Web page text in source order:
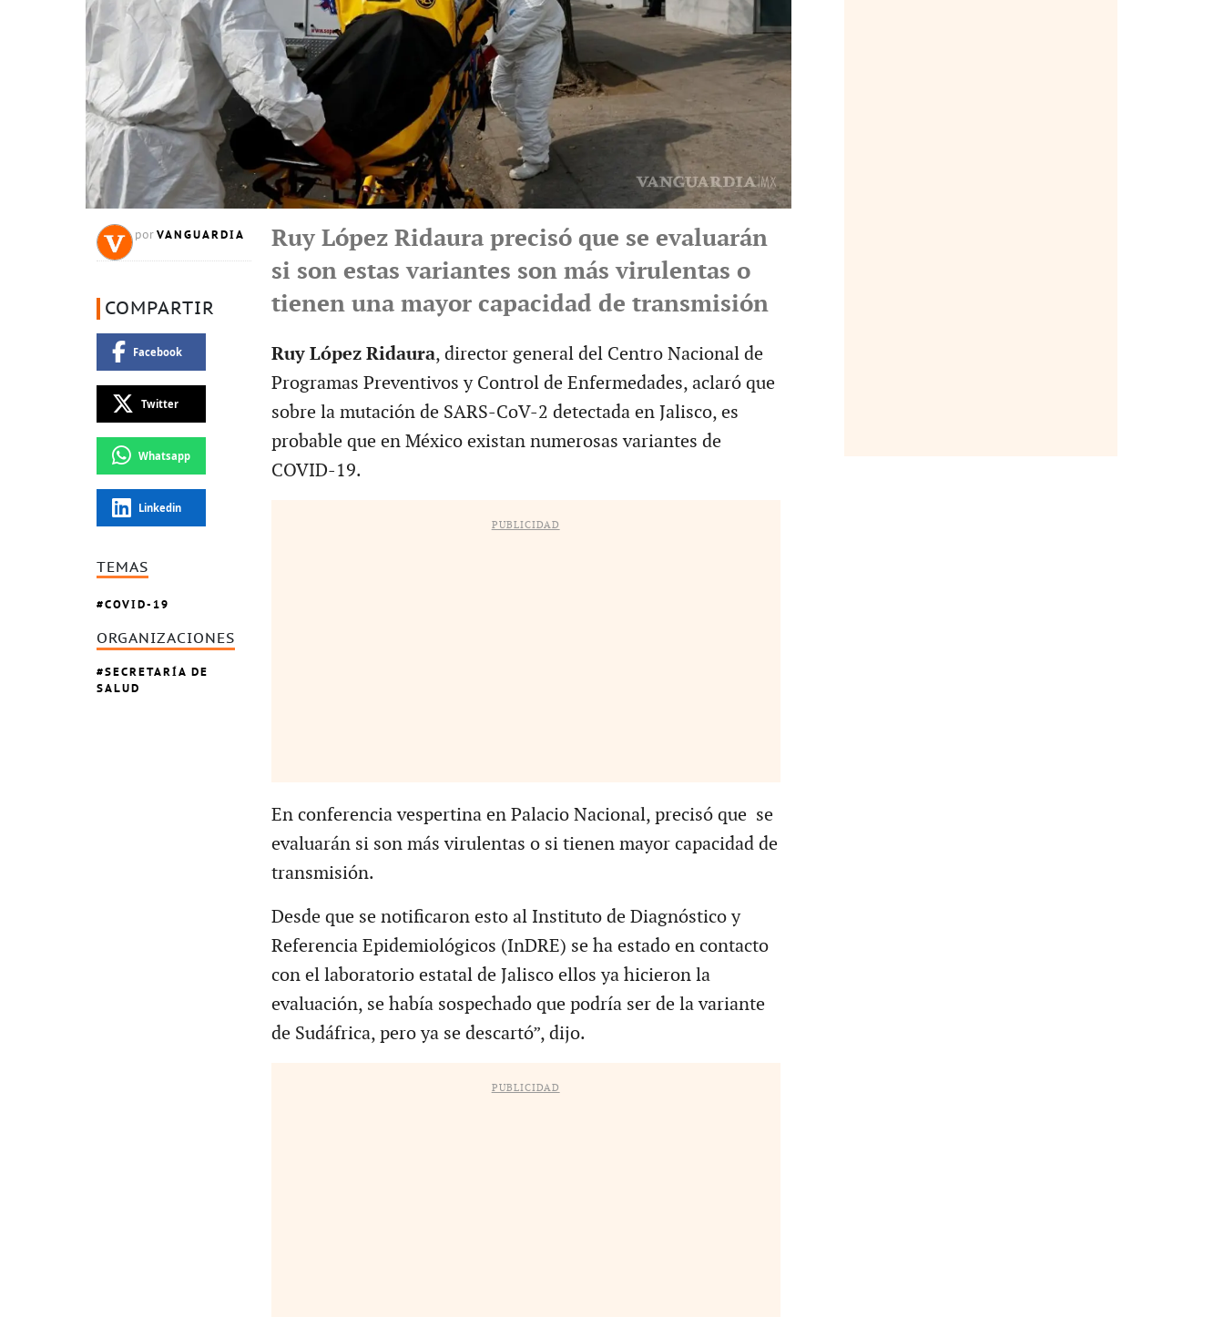
por VANGUARDIA
COMPARTIR
Facebook
Twitter
Whatsapp
Linkedin
TEMAS
COVID-19
ORGANIZACIONES
SECRETARÍA DE
SALUD
Ruy López Ridaura precisó que se evaluarán
si son estas variantes son más virulentas o
tienen una mayor capacidad de transmisión
Ruy López Ridaura, director general del Centro Nacional de
Programas Preventivos y Control de Enfermedades, aclaró que
sobre la mutación de SARS-CoV-2 detectada en Jalisco, es
probable que en México existan numerosas variantes de
COVID-19.
PUBLICIDAD
En conferencia vespertina en Palacio Nacional, precisó que se
evaluarán si son más virulentas o si tienen mayor capacidad de
transmisión.
Desde que se notificaron esto al Instituto de Diagnóstico y
Referencia Epidemiológicos (InDRE) se ha estado en contacto
con el laboratorio estatal de Jalisco ellos ya hicieron la
evaluación, se había sospechado que podría ser de la variante
de Sudáfrica, pero ya se descartó”, dijo.
PUBLICIDAD